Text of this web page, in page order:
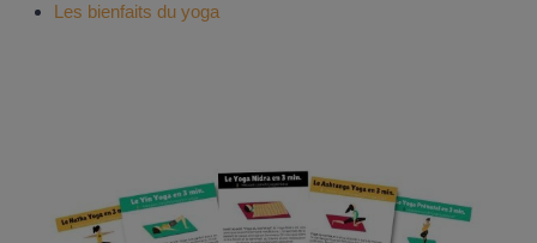
Les bienfaits du yoga